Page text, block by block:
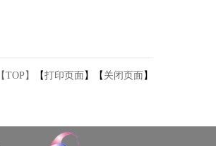
【TOP】 【打印页面 】【 关闭页面 】